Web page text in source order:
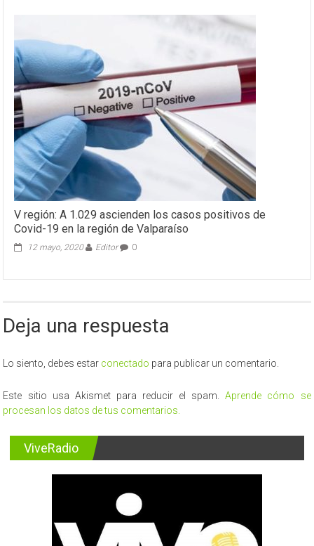
V región: A 1.029 ascienden los casos positivos de
Covid-19 en la región de Valparaíso
12 mayo, 2020 Editor 0
Deja una respuesta
Lo siento, debes estar conectado para publicar un comentario.
Este sitio usa Akismet para reducir el spam.Aprende cómo se
procesan los datos de tus comentarios.
ViveRadio